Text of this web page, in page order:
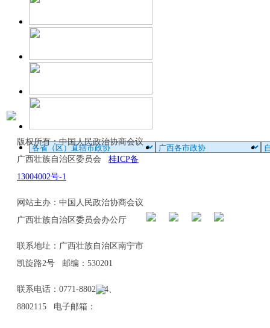
版权所有：中国人民政治协商会议
广西壮族自治区委员会 桂ICP备
13004002号-1
网站主办：中国人民政治协商会议
广西壮族自治区委员会办公厅
联系地址：广西壮族自治区南宁市
凯旋路2号 邮编：530201
联系电话：0771-8802114、
8802115 电子邮箱：